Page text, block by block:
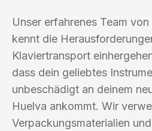
Unser erfahrenes Team
kennt die
Klaviertransport
dass dein geliebtes
unbeschädigt an deinem
Huelva ankommt. Wir
Verpackungsmaterialien